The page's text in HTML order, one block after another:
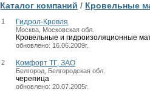
Каталог компаний / Кровельные
1 Гидрол-Кровля
Москва, Московская обл.
Кровельные и гидроизоляционные
обновлено: 16.06.2009г.
2 Комфорт ТГ, ЗАО
Белгород, Белгородская обл.
черепица
обновлено: 20.07.2005г.